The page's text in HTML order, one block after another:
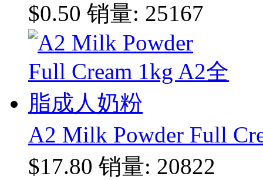
$0.50 销量: 25167
A2 Milk Powder Full
$17.80 销量: 20822